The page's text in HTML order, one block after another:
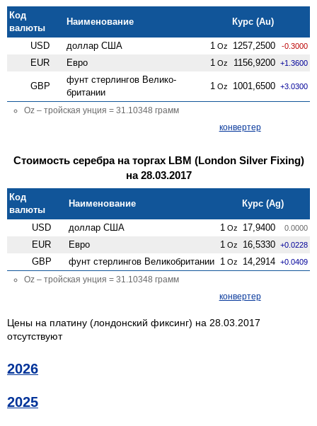
Код
валюты
Наименование Курс (Au)
USD доллар США 1 Oz 1257,2500 -0.3000
EUR Евро 1 Oz 1156,9200 +1.3600
GBP
фунт стерлингов Велико­
британии
1 Oz 1001,6500 +3.0300
Oz – тройская унция = 31.10348 грамм
конвертер
Стоимость серебра на торгах LBM (London Silver Fixing)
на 28.03.2017
Код
валюты
Наименование Курс (Ag)
USD доллар США 1 Oz 17,9400 0.0000
EUR Евро 1 Oz 16,5330 +0.0228
GBP фунт стерлингов Велико­британии 1 Oz 14,2914 +0.0409
Oz – тройская унция = 31.10348 грамм
конвертер
Цены на платину (лондонский фиксинг) на 28.03.2017
отсутствуют
2026
2025